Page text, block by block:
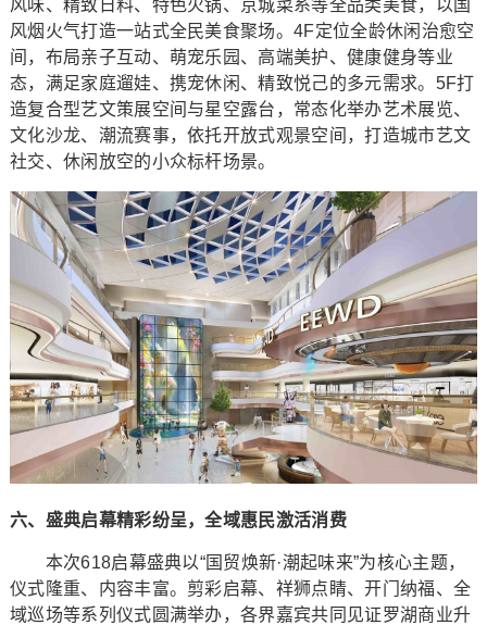
风味、精致日料、特色火锅、京城菜系等全品类美食，以国
风烟火气打造一站式全民美食聚场。4F定位全龄休闲治愈空
间，布局亲子互动、萌宠乐园、高端美护、健康健身等业
态，满足家庭遛娃、携宠休闲、精致悦己的多元需求。5F打
造复合型艺文策展空间与星空露台，常态化举办艺术展览、
文化沙龙、潮流赛事，依托开放式观景空间，打造城市艺文
社交、休闲放空的小众标杆场景。
六、盛典启幕精彩纷呈，全域惠民激活消费
本次618启幕盛典以“国贸焕新·潮起味来”为核心主题，
仪式隆重、内容丰富。剪彩启幕、祥狮点睛、开门纳福、全
域巡场等系列仪式圆满举办，各界嘉宾共同见证罗湖商业升